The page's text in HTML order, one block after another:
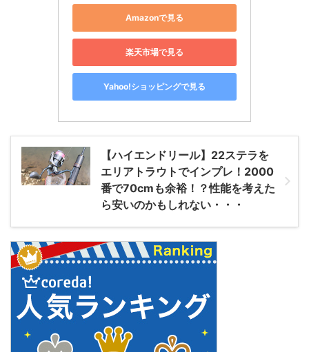
Amazonで見る
楽天市場で見る
Yahoo!ショッピングで見る
【ハイエンドリール】22ステラを
エリアトラウトでインプレ！2000
番で70cmも余裕！？性能を考えた
ら安いのかもしれない・・・